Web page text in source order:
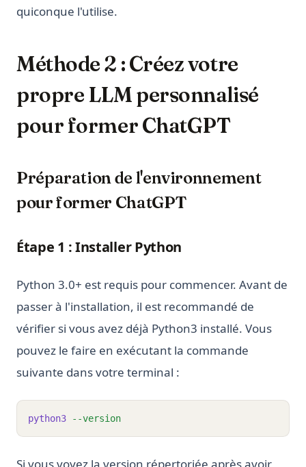
quiconque l'utilise.
Méthode 2 : Créez votre
propre LLM personnalisé
pour former ChatGPT
Préparation de l'environnement
pour former ChatGPT
Étape 1 : Installer Python
Python 3.0+ est requis pour commencer. Avant de
passer à l'installation, il est recommandé de
vérifier si vous avez déjà Python3 installé. Vous
pouvez le faire en exécutant la commande
suivante dans votre terminal :
python3 --version